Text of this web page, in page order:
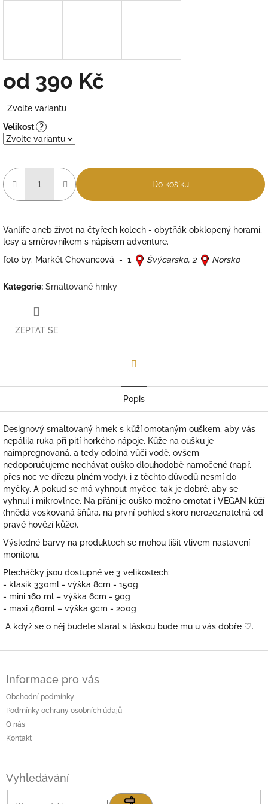
od 390 Kč
cena:
Zvolte variantu
Velikost ?
Do košíku
Vanlife aneb život na čtyřech kolech - obytňák obklopený horami,
lesy a směrovníkem s nápisem adventure.
foto by: Markét Chovancová - 1.
Švýcarsko, 2. Norsko
Kategorie: Smaltované hrnky
ZEPTAT SE
Popis
Designový smaltovaný hrnek s kůží omotaným ouškem, aby vás
nepálila ruka při pití horkého nápoje. Kůže na oušku je
naimpregnovaná, a tedy odolná vůči vodě, ovšem
nedoporučujeme nechávat ouško dlouhodobě namočené (např.
přes noc ve dřezu plném vody), i z těchto důvodů nesmí do
myčky. A pokud se má vyhnout myčce, tak je dobré, aby se
vyhnul i mikrovlnce. Na přání je ouško možno omotat i VEGAN kůží
(hnědá voskovaná šňůra, na první pohled skoro nerozeznatelná od
pravé hovězí kůže).
Výsledné barvy na produktech se mohou lišit vlivem nastavení
monitoru.
Plecháčky jsou dostupné ve 3 velikostech:
- klasik 330ml - výška 8cm - 150g
- mini 160 ml – výška 6cm - 90g
- maxi 460ml – výška 9cm - 200g
A když se o něj budete starat s láskou bude mu u vás dobře ♡.
Informace pro vás
Obchodní podmínky
Podmínky ochrany osobních údajů
O nás
Kontakt
Vyhledávání